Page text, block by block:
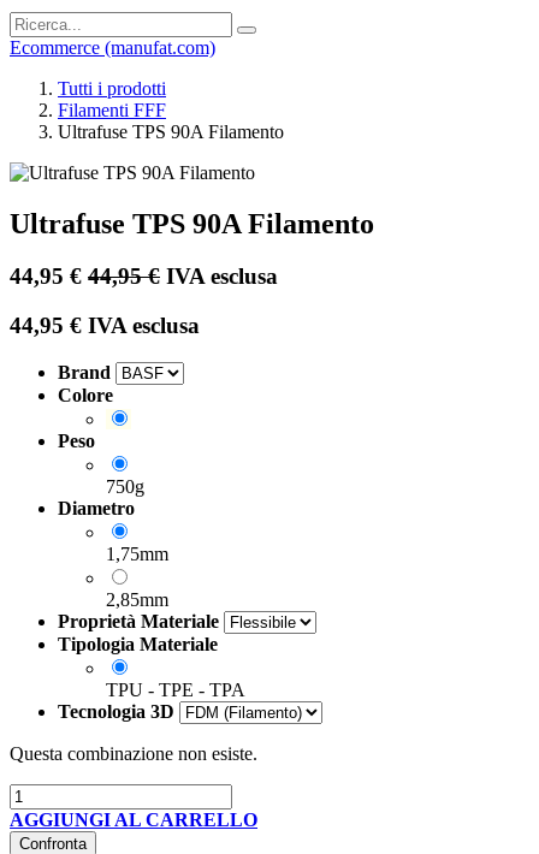
Ecommerce (manufat.com)
Tutti i prodotti
Filamenti FFF
Ultrafuse TPS 90A Filamento
Ultrafuse TPS 90A Filamento
44,95 € 44,95€ IVA esclusa
44,95 € IVA esclusa
Brand
Colore
Peso
750g
Diametro
1,75mm
2,85mm
Proprietà Materiale
Tipologia Materiale
TPU - TPE - TPA
Tecnologia 3D
Questa combinazione non esiste.
AGGIUNGI AL CARRELLO
Confronta